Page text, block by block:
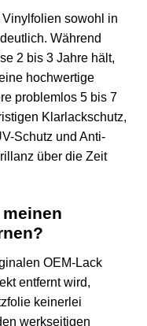
sowohl in
Während
2 bis 3 Jahre hält,
hochwertige
problemlos 5 bis 7
Klarlackschutz,
Schutz und Anti-
über die Zeit
OEM-Lack
entfernt wird,
keinerlei
werkseitigen